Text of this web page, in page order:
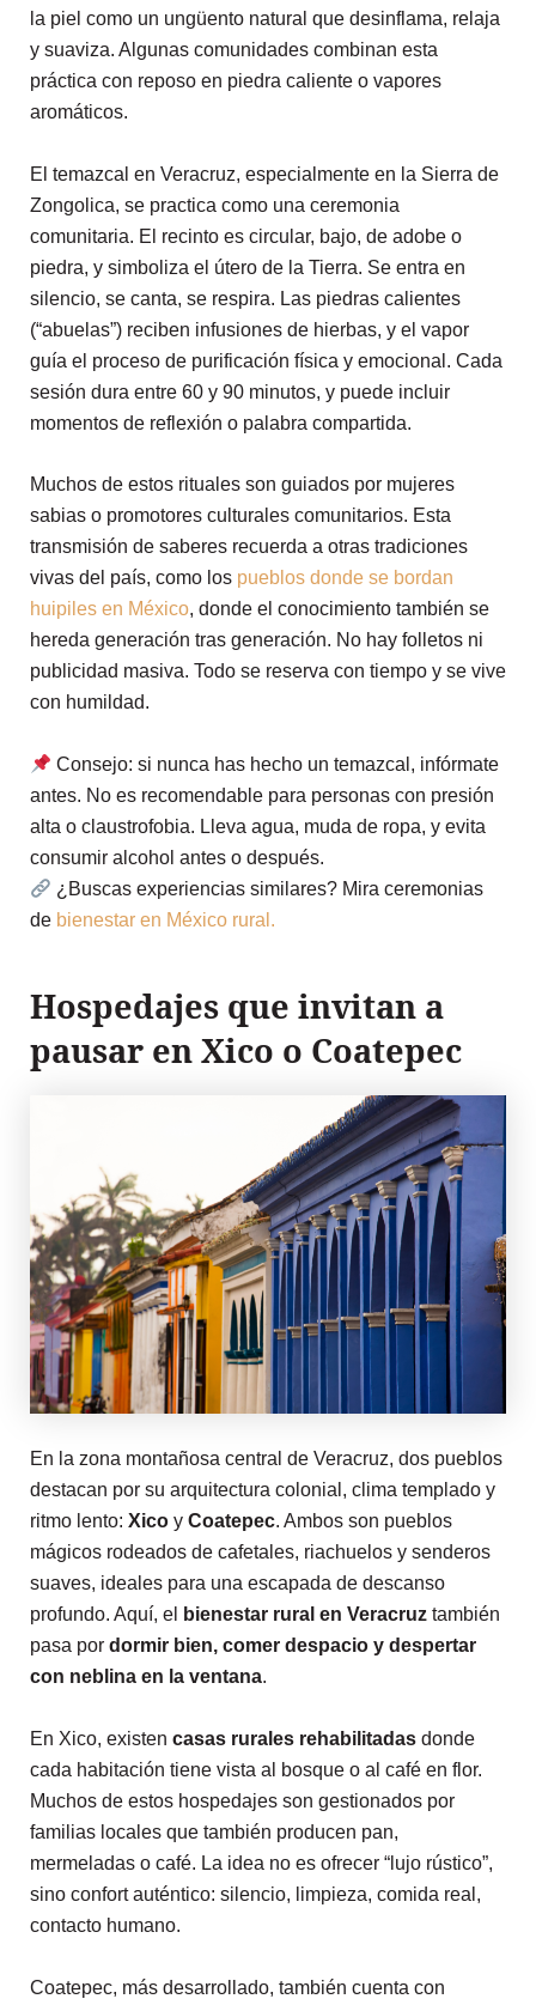
la piel como un ungüento natural que desinflama, relaja
y suaviza. Algunas comunidades combinan esta
práctica con reposo en piedra caliente o vapores
aromáticos.
El temazcal en Veracruz, especialmente en la Sierra de
Zongolica, se practica como una ceremonia
comunitaria. El recinto es circular, bajo, de adobe o
piedra, y simboliza el útero de la Tierra. Se entra en
silencio, se canta, se respira. Las piedras calientes
(“abuelas”) reciben infusiones de hierbas, y el vapor
guía el proceso de purificación física y emocional. Cada
sesión dura entre 60 y 90 minutos, y puede incluir
momentos de reflexión o palabra compartida.
Muchos de estos rituales son guiados por mujeres
sabias o promotores culturales comunitarios. Esta
transmisión de saberes recuerda a otras tradiciones
vivas del país, como los pueblos donde se bordan
huipiles en México, donde el conocimiento también se
hereda generación tras generación. No hay folletos ni
publicidad masiva. Todo se reserva con tiempo y se vive
con humildad.
Consejo: si nunca has hecho un temazcal, infórmate
antes. No es recomendable para personas con presión
alta o claustrofobia. Lleva agua, muda de ropa, y evita
consumir alcohol antes o después.
¿Buscas experiencias similares? Mira ceremonias
de bienestar en México rural.
Hospedajes que invitan a
pausar en Xico o Coatepec
En la zona montañosa central de Veracruz, dos pueblos
destacan por su arquitectura colonial, clima templado y
ritmo lento: Xicoy Coatepec. Ambos son pueblos
mágicos rodeados de cafetales, riachuelos y senderos
suaves, ideales para una escapada de descanso
profundo. Aquí, el
bienestar rural en Veracruztambién
pasa por dormir bien, comer despacio y despertar
con neblina en la ventana.
En Xico, existen casas rurales rehabilitadasdonde
cada habitación tiene vista al bosque o al café en flor.
Muchos de estos hospedajes son gestionados por
familias locales que también producen pan,
mermeladas o café. La idea no es ofrecer “lujo rústico”,
sino confort auténtico: silencio, limpieza, comida real,
contacto humano.
Coatepec, más desarrollado, también cuenta con